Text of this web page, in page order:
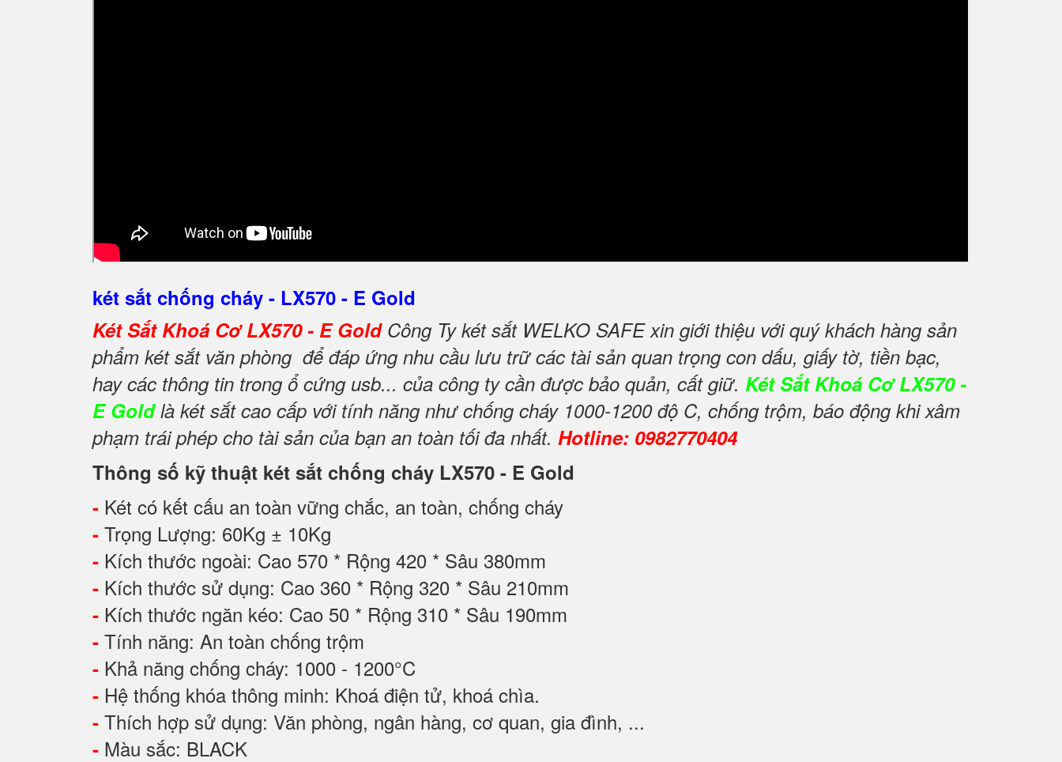
két sắt chống cháy - LX570 - E Gold
Két Sắt Khoá Cơ LX570 - E Gold Công Ty két sắt WELKO SAFE xin giới thiệu với quý khách hàng sản
phẩm két sắt văn phòng để đáp ứng nhu cầu lưu trữ các tài sản quan trọng con dấu, giấy tờ, tiền bạc,
hay các thông tin trong ổ cứng usb... của công ty cần được bảo quản, cất giữ. Két Sắt Khoá Cơ LX570 -
E Goldlà két sắt cao cấp với tính năng như chống cháy 1000-1200 độ C, chống trộm, báo động khi xâm
phạm trái phép cho tài sản của bạn an toàn tối đa nhất. Hotline: 0982770404
Thông số kỹ thuật két sắt chống cháy LX570 - E Gold
- Két có kết cấu an toàn vững chắc, an toàn, chống cháy
- Trọng Lượng: 60Kg ± 10Kg
- Kích thước ngoài: Cao 570 * Rộng 420 * Sâu 380mm
- Kích thước sử dụng: Cao 360 * Rộng 320 * Sâu 210mm
- Kích thước ngăn kéo: Cao 50 * Rộng 310 * Sâu 190mm
- Tính năng: An toàn chống trộm
- Khả năng chống cháy: 1000 - 1200°C
- Hệ thống khóa thông minh: Khoá điện tử, khoá chìa.
- Thích hợp sử dụng: Văn phòng, ngân hàng, cơ quan, gia đình, ...
- Màu sắc: BLACK